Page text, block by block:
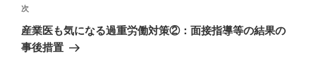
ゲ
ー
シ
稿
次
の
投
次
産業医も気になる過重労働対策②：面接指導等の結果の
事後措置